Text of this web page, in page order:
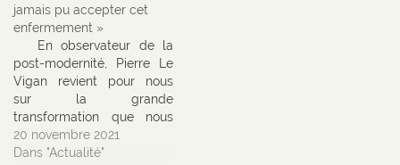
jamais pu accepter cet
enfermement »
En observateur de la
post-modernité, Pierre Le
Vigan revient pour nous
sur la grande
transformation que nous
vivons. R/ Deux après
l’apparition du covid 19,
20 novembre 2021
Dans "Actualité"